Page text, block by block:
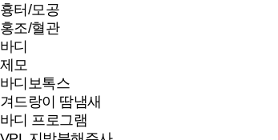
흉터/모공
홍조/혈관
바디
제모
바디보톡스
겨드랑이 땀냄새
바디 프로그램